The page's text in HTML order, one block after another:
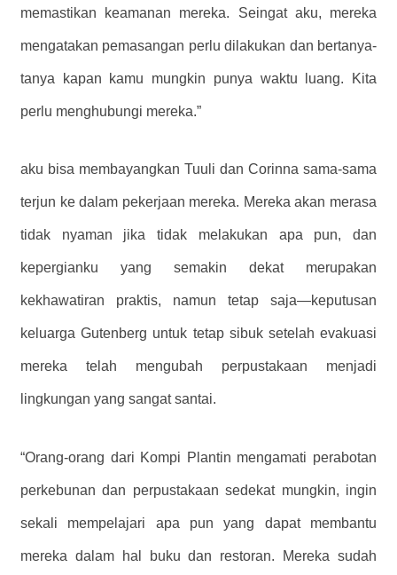
memastikan keamanan mereka. Seingat aku, mereka
mengatakan pemasangan perlu dilakukan dan bertanya-
tanya kapan kamu mungkin punya waktu luang. Kita
perlu menghubungi mereka.”
aku bisa membayangkan Tuuli dan Corinna sama-sama
terjun ke dalam pekerjaan mereka. Mereka akan merasa
tidak nyaman jika tidak melakukan apa pun, dan
kepergianku yang semakin dekat merupakan
kekhawatiran praktis, namun tetap saja—keputusan
keluarga Gutenberg untuk tetap sibuk setelah evakuasi
mereka telah mengubah perpustakaan menjadi
lingkungan yang sangat santai.
“Orang-orang dari Kompi Plantin mengamati perabotan
perkebunan dan perpustakaan sedekat mungkin, ingin
sekali mempelajari apa pun yang dapat membantu
mereka dalam hal buku dan restoran. Mereka sudah